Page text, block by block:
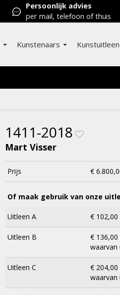
Persoonlijk advies
per mail, telefoon of thuis
Kunstenaars Kunstuitleen
1411-2018
Mart Visser
Prijs €
Of maak gebruik van onze
Uitleen A € 102,00
Uitleen B
€ 136,00
waarvan
Uitleen C
€ 204,00
waarvan